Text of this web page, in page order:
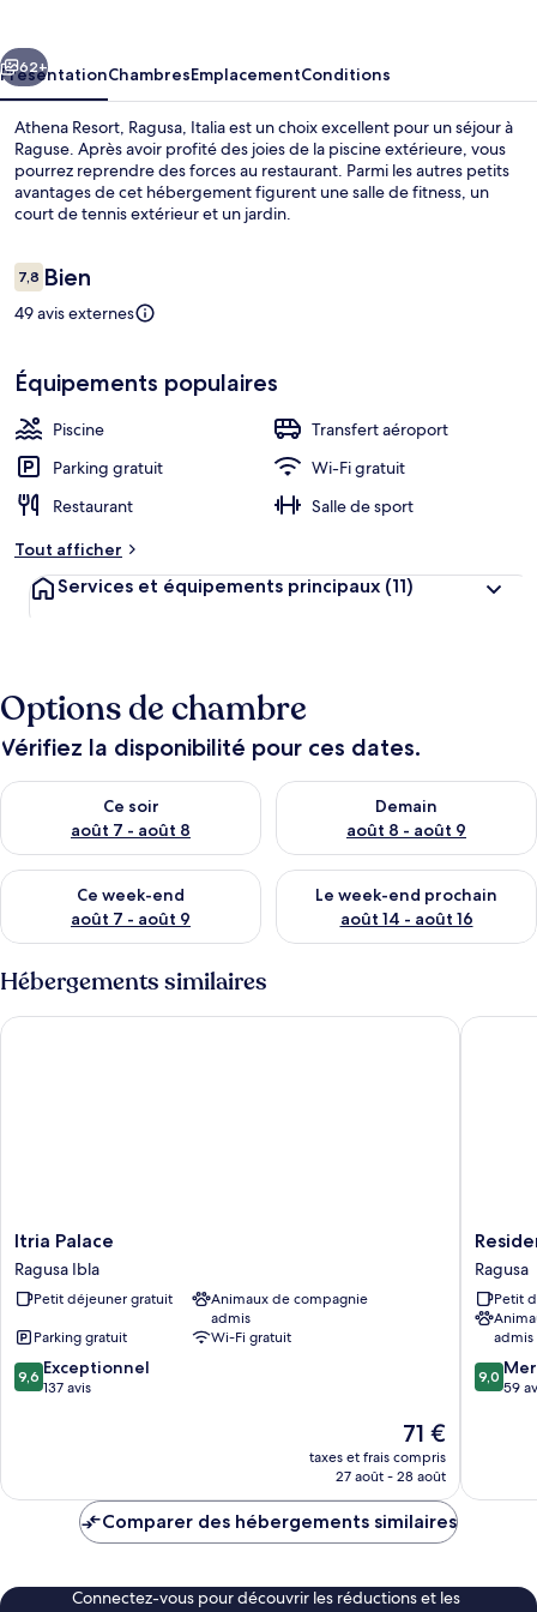
Suivant
62+
PrésentationChambresEmplacementConditions
Athena Resort, Ragusa, Italia est un choix excellent pour un séjour à
Raguse. Après avoir profité des joies de la piscine extérieure, vous
pourrez reprendre des forces au restaurant. Parmi les autres petits
avantages de cet hébergement figurent une salle de fitness, un
court de tennis extérieur et un jardin.
Avis
voyageurs
7,87,8 sur 10
Bien
49 avis externes
Équipements populaires
Piscine
Transfert aéroport
Parking gratuit
Wi-Fi gratuit
Restaurant
Salle de sport
Tout afficher
Services et équipements principaux (11)
Options de chambre
Vérifiez la disponibilité pour ces dates.
Ce soir
août 7 - août 8
Vérifier la disponibilité pour ce soir août 7 - août 8
Demain
août 8 - août 9
Vérifier la disponibilité pour
Ce week-end
août 7 - août 9
Vérifier la disponibilité pour ce week-end août 7 - août 9
Le week-end prochain
août 14 - août 16
Vérifier la disponibilité pour
Hébergements similaires
Itria
Palace
Ragusa
Ibla
Itria Palace
Ragusa Ibla
Petit déjeuner gratuit
Animaux de compagnie
admis
Parking gratuit
Wi-Fi gratuit
9.6
sur
9,6 Exceptionnel
137 avis
Le
nouveau
prix
de
71 €
taxes et frais compris
27 août - 28 août
Itria Palace
Dei
Viali
Ragusa
Ragusa
Petit
admis
9.0
sur
9,0
59
Comparer des hébergements similaires
Connectez-vous pour découvrir les réductions et les